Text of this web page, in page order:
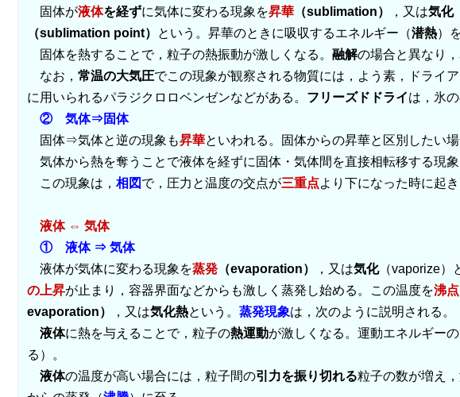
固体が液体を経ずに気体に変わる現象を昇華 （sublimation） ，又は気化
（sublimation point）
という。昇華のときに吸収するエネルギー（潜熱）
固体を熱することで，粒子の熱振動が激しくなる。 融解の場合と異なり
なお， 常温の大気圧でこの現象が観察される物質には，よう素，ドライ
に用いられるパラジクロロベンゼンなどがある。 フリーズドドライは，氷
② 気体⇒固体
固体⇒気体と逆の現象も昇華といわれる。固体からの昇華と区別したい場
気体から熱を奪うことで液体を経ずに固体・気体間を直接相転移する現象
この現象は， 相図で，圧力と温度の交点が三重点より下になった時に起き
液体 ⇔ 気体
① 液体 ⇒ 気体
液体が気体に変わる現象を蒸発 （evaporation） ，又は気化（vaporize）
の上昇が止まり，容器界面などからも激しく蒸発し始める。この温度を沸点
evaporation）
，又は気化熱という。 蒸発現象は，次のように説明される。
液体に熱を与えることで，粒子の熱運動が激しくなる。運動エネルギー
る）。
液体の温度が高い場合には，粒子間の引力を振り切れる粒子の数が増え